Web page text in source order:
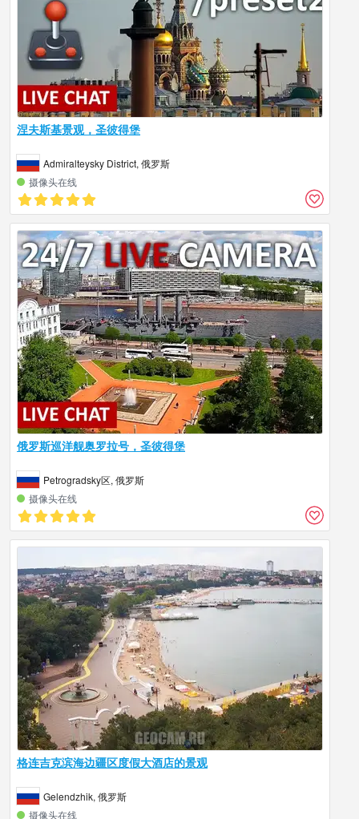
涅夫斯基景观，圣彼得堡
Admiralteysky District, 俄罗斯
摄像头在线
俄罗斯巡洋舰奥罗拉号，圣彼得堡
Petrogradsky区, 俄罗斯
摄像头在线
格连吉克滨海边疆区度假大酒店的景观
Gelendzhik, 俄罗斯
摄像头在线